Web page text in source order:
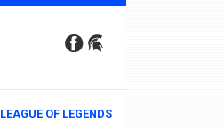
LEAGUE OF LEGENDS